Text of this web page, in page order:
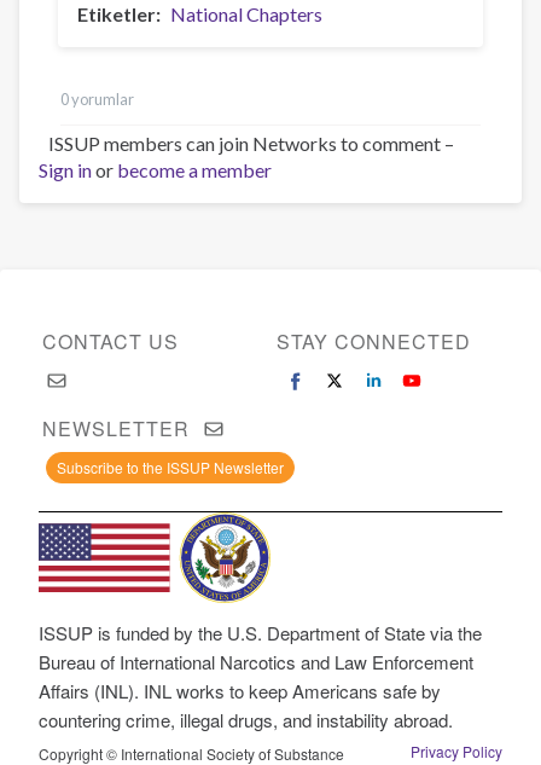
Etiketler
National Chapters
0 yorumlar
ISSUP members can join Networks to comment –
Sign inor become a member
CONTACT US STAY CONNECTED
NEWSLETTER
Subscribe to the ISSUP Newsletter
ISSUP is funded by the U.S. Department of State via the
Bureau of International Narcotics and Law Enforcement
Affairs (INL). INL works to keep Americans safe by
countering crime, illegal drugs, and instability abroad.
Copyright © International Society of Substance
Privacy Policy